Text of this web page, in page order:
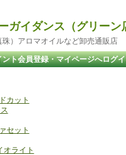
イダンス（グリーン
）アロマオイルなど卸売通販店
ント会員登録・マイページへログ
カット
セット
ライト